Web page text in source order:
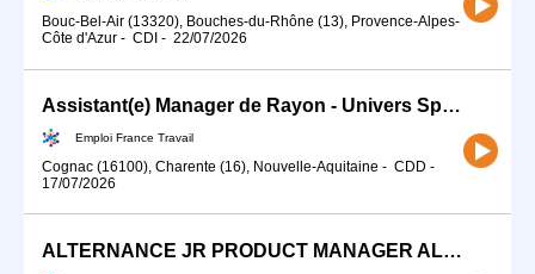
Bouc-Bel-Air (13320), Bouches-du-Rhône (13), Provence-Alpes-
Côte d'Azur - CDI - 22/07/2026
Assistant(e) Manager de Rayon - Univers Sport en ALTERNANCE (H/F)
Emploi France Travail
Cognac (16100), Charente (16), Nouvelle-Aquitaine - CDD -
17/07/2026
ALTERNANCE JR PRODUCT MANAGER ALPINE SKI SPORTS MARKETING (H/F)